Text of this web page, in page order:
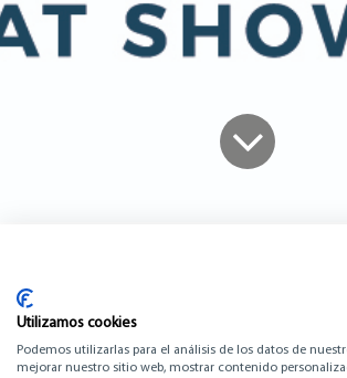
Utilizamos cookies
Podemos utilizarlas para el análisis de los datos de
mejorar nuestro sitio web, mostrar contenido